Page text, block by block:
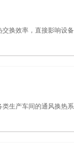
换效率，直接影响设
类生产车间的通风换热